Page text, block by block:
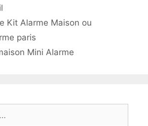
Kit Alarme Maison ou
paris
Mini Alarme